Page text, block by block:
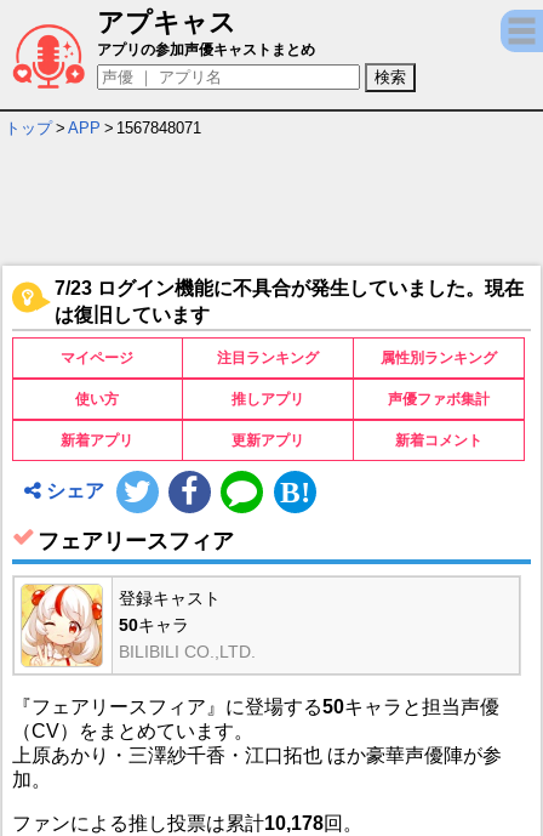
アプキャス
フェアリースフィア キャラ＆声優（CV）一
アプリの参加声優キャストまとめ
トップ > APP > 1567848071
7/23 ログイン機能に不具合が発生していました。現在
は復旧しています
マイページ 注目ランキング 属性別ランキング
使い方 推しアプリ 声優ファボ集計
新着アプリ 更新アプリ 新着コメント
シェア
フェアリースフィア
登録キャスト
50キャラ
BILIBILI CO.,LTD.
『フェアリースフィア』に登場する50キャラと担当声優
（CV）をまとめています。
上原あかり・三澤紗千香・江口拓也 ほか豪華声優陣が参
加。
ファンによる推し投票は累計10,178回。